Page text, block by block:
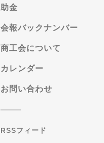
助金
会報バックナンバー
商工会について
カレンダー
お問い合わせ
RSSフィード